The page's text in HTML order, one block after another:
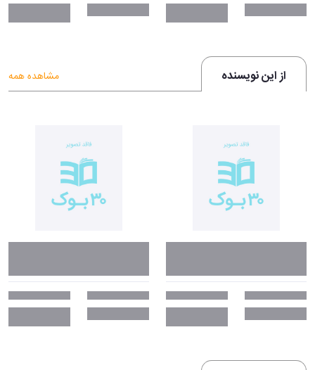
از این نویسنده مشاهده همه